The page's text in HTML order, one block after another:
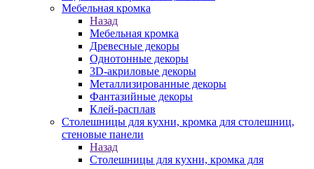
Мебельная кромка
Назад
Мебельная кромка
Древесные декоры
Однотонные декоры
3D-акриловые декоры
Металлизированные декоры
Фантазийные декоры
Клей-расплав
Столешницы для кухни, кромка для столешниц,
стеновые панели
Назад
Столешницы для кухни, кромка для